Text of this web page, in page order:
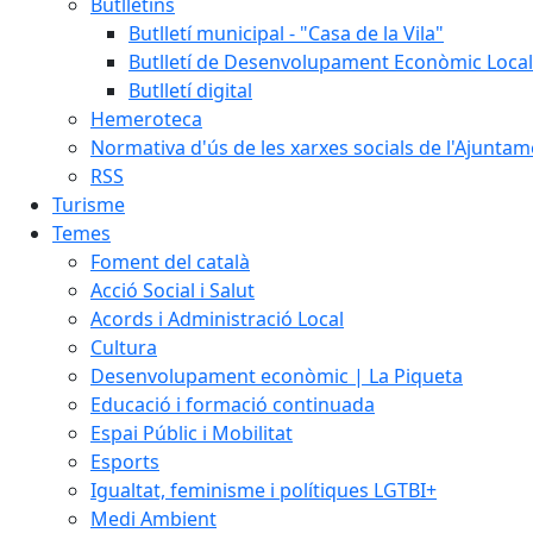
Butlletí municipal - "Casa de la Vila"
Butlletí de Desenvolupament Econòmic Local
Butlletí digital
Hemeroteca
Normativa d'ús de les xarxes socials de
RSS
Turisme
Temes
Foment del català
Acció Social i Salut
Acords i Administració Local
Cultura
Desenvolupament econòmic | La Piqueta
Educació i formació continuada
Espai Públic i Mobilitat
Esports
Igualtat, feminisme i polítiques LGTBI+
Medi Ambient